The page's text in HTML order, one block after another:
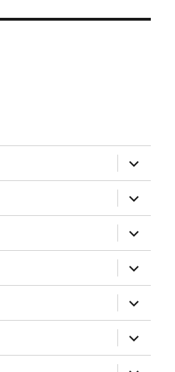
öffnen
öffnen
öffnen
öffnen
öffnen
öffnen